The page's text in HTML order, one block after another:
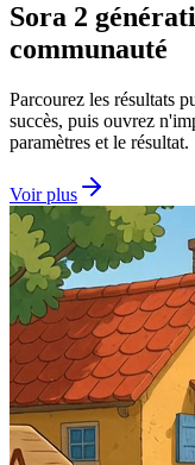
Sora 2
communauté
Parcourez les résultats
succès, puis ouvrez
paramètres et le résultat.
Voir plus